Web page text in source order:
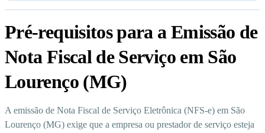
Pré-requisitos para a Emissão de
Nota Fiscal de Serviço em São
Lourenço (MG)
A emissão de Nota Fiscal de Serviço Eletrônica (NFS-e) em São
Lourenço (MG) exige que a empresa ou prestador de serviço esteja